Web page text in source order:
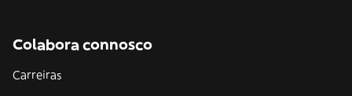
Colabora connosco
Carreiras